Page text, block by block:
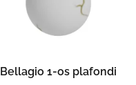
Bellagio 1-os plafondi